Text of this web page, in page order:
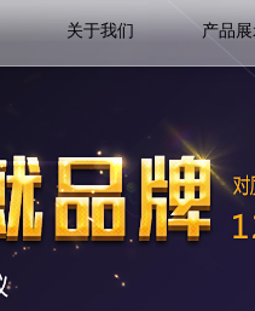
关于我们 产品